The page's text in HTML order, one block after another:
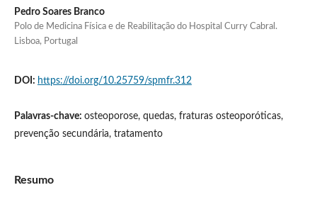
Pedro Soares Branco
Polo de Medicina Física e de Reabilitação do Hospital Curry Cabral.
Lisboa, Portugal
DOI: https://doi.org/10.25759/spmfr.312
Palavras-chave: osteoporose, quedas, fraturas osteoporóticas,
prevenção secundária, tratamento
Resumo